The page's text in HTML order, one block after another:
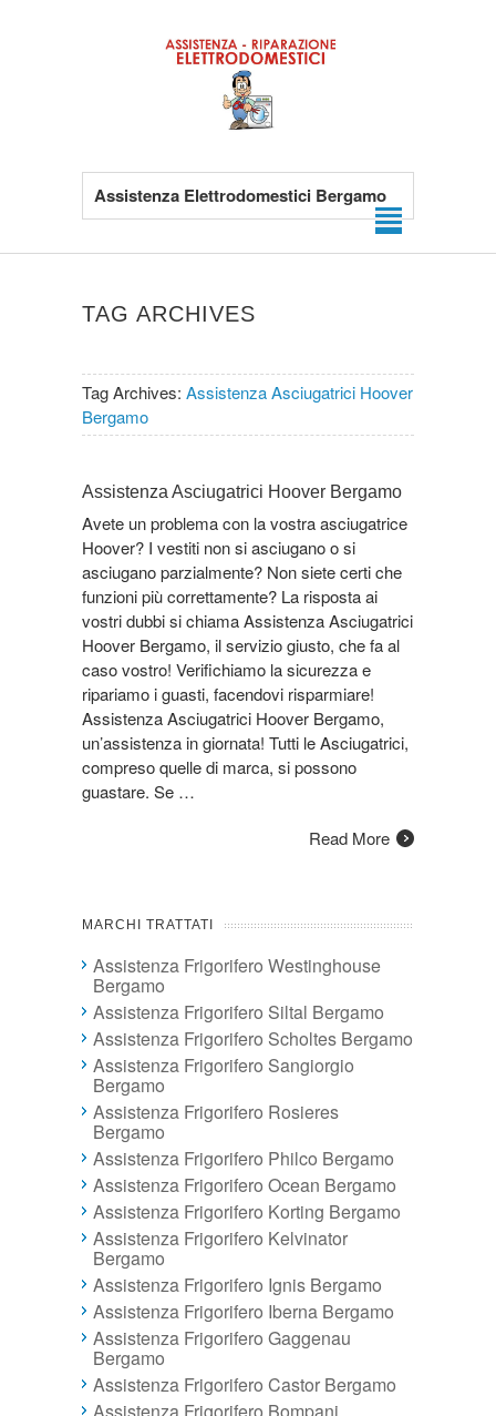
Assistenza Elettrodomestici Bergamo
TAG ARCHIVES
Tag Archives: Assistenza Asciugatrici Hoover
Bergamo
Assistenza Asciugatrici Hoover Bergamo
Avete un problema con la vostra asciugatrice
Hoover? I vestiti non si asciugano o si
asciugano parzialmente? Non siete certi che
funzioni più correttamente? La risposta ai
vostri dubbi si chiama Assistenza Asciugatrici
Hoover Bergamo, il servizio giusto, che fa al
caso vostro! Verifichiamo la sicurezza e
ripariamo i guasti, facendovi risparmiare!
Assistenza Asciugatrici Hoover Bergamo,
un’assistenza in giornata! Tutti le Asciugatrici,
compreso quelle di marca, si possono
guastare. Se …
Read More
MARCHI TRATTATI
Assistenza Frigorifero Westinghouse
Bergamo
Assistenza Frigorifero Siltal Bergamo
Assistenza Frigorifero Scholtes Bergamo
Assistenza Frigorifero Sangiorgio
Bergamo
Assistenza Frigorifero Rosieres
Bergamo
Assistenza Frigorifero Philco Bergamo
Assistenza Frigorifero Ocean Bergamo
Assistenza Frigorifero Korting Bergamo
Assistenza Frigorifero Kelvinator
Bergamo
Assistenza Frigorifero Ignis Bergamo
Assistenza Frigorifero Iberna Bergamo
Assistenza Frigorifero Gaggenau
Bergamo
Assistenza Frigorifero Castor Bergamo